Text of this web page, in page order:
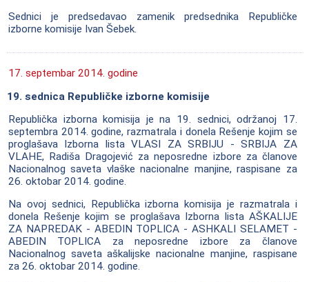
Sednici je predsedavao zamenik predsednika Republičke
izborne komisije Ivan Šebek.
17. septembar 2014. godine
19. sednica Republičke izborne komisije
Republička izborna komisija je na 19. sednici, održanoj 17.
septembra 2014. godine, razmatrala i donela Rešenje kojim se
proglašava Izborna lista VLASI ZA SRBIJU - SRBIJA ZA
VLAHE, Radiša Dragojević za neposredne izbore za članove
Nacionalnog saveta vlaške nacionalne manjine, raspisane za
26. oktobar 2014. godine.
Na ovoj sednici, Republička izborna komisija je razmatrala i
donela Rešenje kojim se proglašava Izborna lista AŠKALIJE
ZA NAPREDAK - ABEDIN TOPLICA - ASHKALI SELAMET -
ABEDIN TOPLICA za neposredne izbore za članove
Nacionalnog saveta aškalijske nacionalne manjine, raspisane
za 26. oktobar 2014. godine.